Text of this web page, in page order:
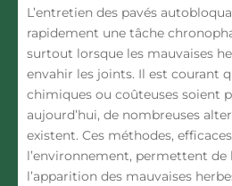
L’entretien des pavés
rapidement une tâche
surtout lorsque les mauvaises
envahir les joints. Il est courant
chimiques ou coûteuses soient
aujourd’hui, de nombreuses
existent. Ces méthodes,
l’environnement, permettent
l’apparition des mauvaises